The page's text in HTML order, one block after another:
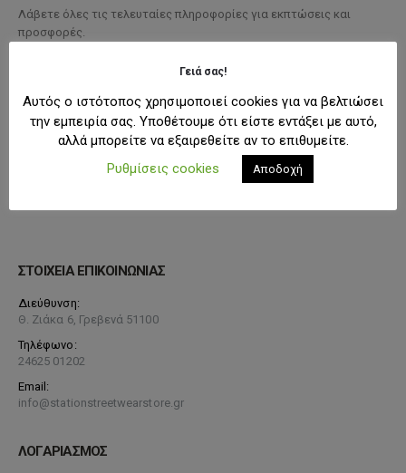
Λάβετε όλες τις τελευταίες πληροφορίες για εκπτώσεις και
προσφορές.
ΣΤΟΙΧΕΙΑ ΕΠΙΚΟΙΝΩΝΙΑΣ
Διεύθυνση:
Θ. Ζιάκα 6, Γρεβενά 51100
Τηλέφωνο:
24625 01202
Email:
info@stationstreetwearstore.gr
ΛΟΓΑΡΙΑΣΜΟΣ
Γειά σας!
Αυτός ο ιστότοπος χρησιμοποιεί cookies για να βελτιώσει
την εμπειρία σας. Υποθέτουμε ότι είστε εντάξει με αυτό,
αλλά μπορείτε να εξαιρεθείτε αν το επιθυμείτε.
Ρυθμίσεις cookies
Αποδοχή